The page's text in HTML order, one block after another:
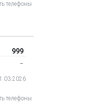
телефоны
999
‒
телефоны